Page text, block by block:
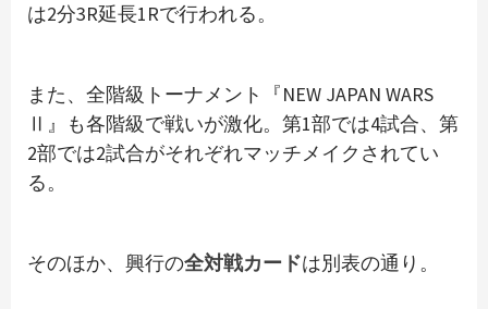
は2分3R延長1Rで行われる。
また、全階級トーナメント『NEW JAPAN WARS
Ⅱ』も各階級で戦いが激化。第1部では4試合、第
2部では2試合がそれぞれマッチメイクされてい
る。
そのほか、興行の全対戦カードは別表の通り。